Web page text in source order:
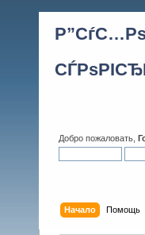
Добро пожаловать,
Начало Помощь